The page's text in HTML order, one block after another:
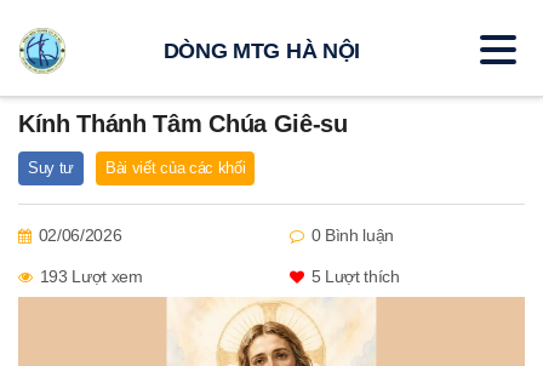
Kính Thánh Tâm Chúa Giê-su
Suy tư Bài viết của các khối
02/06/2026 0 Bình luận
193 Lượt xem 5 Lượt thích
DÒNG MTG HÀ NỘI